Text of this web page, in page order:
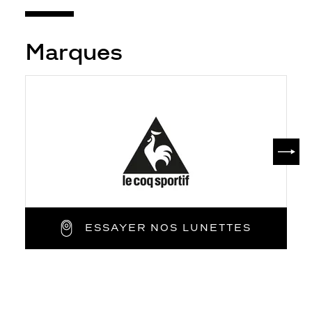
Marques
ESSAYER NOS LUNETTES